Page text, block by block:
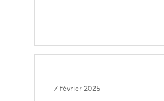
7 février 2025